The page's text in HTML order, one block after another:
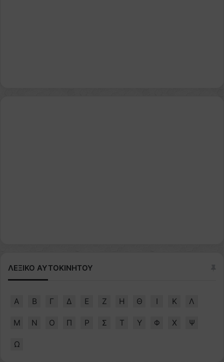
ΛΕΞΙΚΟ ΑΥΤΟΚΙΝΗΤΟΥ
Α Β Γ Δ Ε Ζ Η Θ Ι Κ Λ
Μ Ν Ο Π Ρ Σ Τ Υ Φ Χ Ψ
Ω